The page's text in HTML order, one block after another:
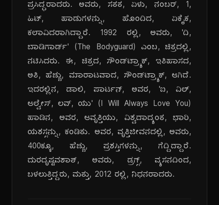
ಪ್ರಸಿದ್ಧರಾದರು. ಅವರು, ಸತತ, ಏಳು, ನಂಬರ್, 1,
ಹಿಟ್, ಹಾಡುಗಳನ್ನು, ಹೊಂದಿದ, ಏಕೈಕ,
ಕಲಾವಿದರಾಗಿದ್ದಾರೆ. 1992 ರಲ್ಲಿ, ಅವರು, 'ದಿ,
ಬಾಡಿಗಾರ್ಡ್' (The Bodyguard) ಎಂಬ, ಚಿತ್ರದಲ್ಲಿ,
ನಟಿಸಿದರು. ಈ, ಚಿತ್ರದ, ಸೌಂಡ್‌ಟ್ರ್ಯಾಕ್, ಇತಿಹಾಸದ,
ಅತಿ, ಹೆಚ್ಚು, ಮಾರಾಟವಾದ, ಸೌಂಡ್‌ಟ್ರ್ಯಾಕ್, ಆಗಿದೆ.
ಇದರಲ್ಲಿನ, ಡಾಲಿ, ಪಾರ್ಟನ್, ಅವರ, 'ಐ, ವಿಲ್,
ಆಲ್ವೇಸ್, ಲವ್, ಯು' (I Will Always Love You)
ಹಾಡಿನ, ಅವರ, ಆವೃತ್ತಿಯು, ವಿಶ್ವದಾದ್ಯಂತ, ಭಾರಿ,
ಯಶಸ್ಸನ್ನು, ಕಂಡಿತು. ಅವರ, ವೃತ್ತಿಜೀವನದಲ್ಲಿ, ಅವರು,
400ಕ್ಕೂ, ಹೆಚ್ಚು, ಪ್ರಶಸ್ತಿಗಳನ್ನು, ಗೆದ್ದಿದ್ದಾರೆ.
ದುರದೃಷ್ಟವಶಾತ್, ಅವರು, ಡ್ರಗ್ಸ್, ವ್ಯಸನದಿಂದ,
ಬಳಲುತ್ತಿದ್ದರು, ಮತ್ತು, 2012 ರಲ್ಲಿ, ನಿಧನರಾದರು.